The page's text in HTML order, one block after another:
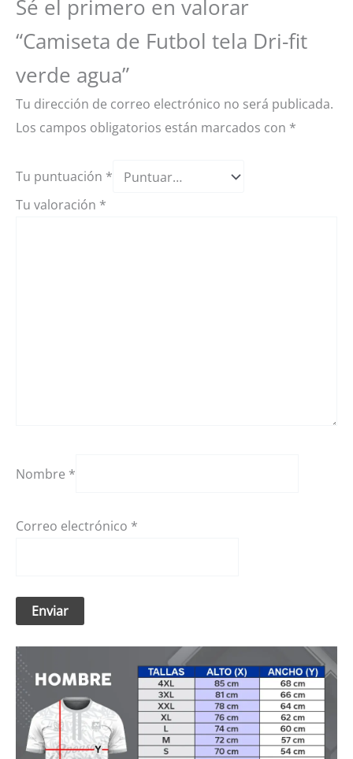
Sé el primero en valorar
“Camiseta de Futbol tela Dri-fit
verde agua”
Tu dirección de correo electrónico no será publicada.
Los campos obligatorios están marcados con *
Tu puntuación *
Tu valoración *
Nombre *
Correo electrónico *